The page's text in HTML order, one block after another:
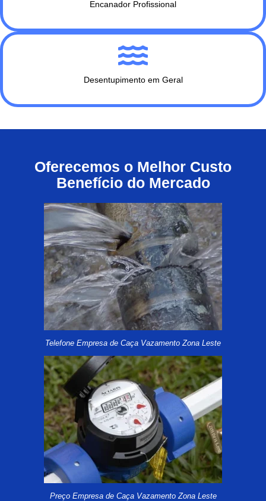
Encanador Profissional
Desentupimento em Geral
Oferecemos o Melhor Custo
Benefício do Mercado
Telefone Empresa de Caça Vazamento Zona Leste
Preço Empresa de Caça Vazamento Zona Leste